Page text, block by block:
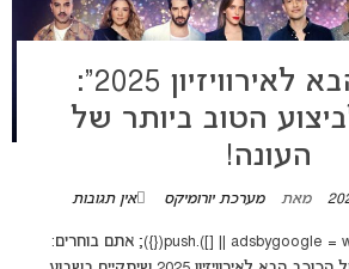
“הכוכב הבא לאירוויזיון 2025”:
הטוב ביותר של
העונה!
מאת מערכת יורומיקס אין תגובות
(adsbygoogle = window.adsbygoogle || []).push({}); אתם בוחרים: